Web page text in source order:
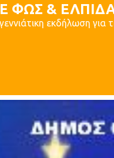
ΦΩΣ &
εκδήλωση